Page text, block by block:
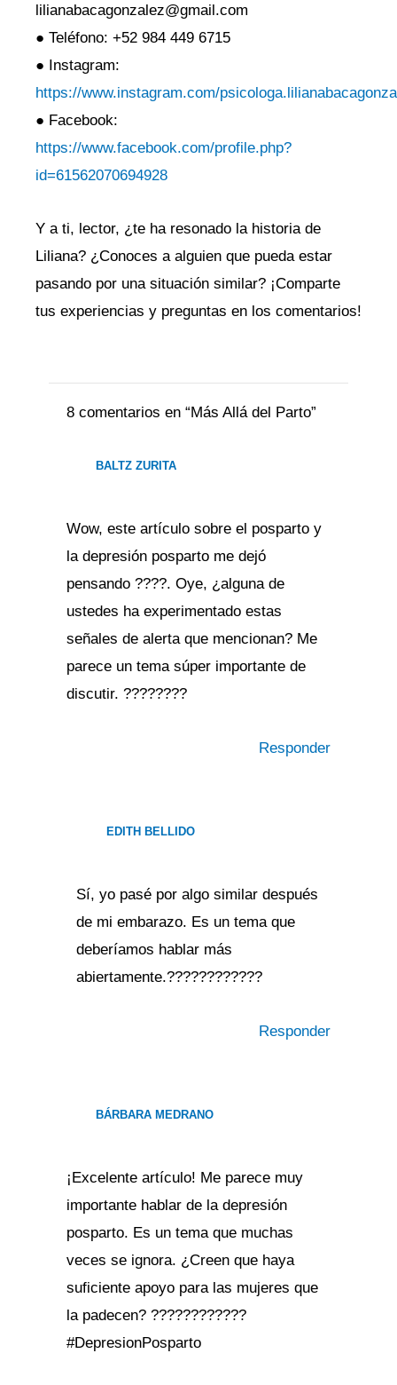
lilianabacagonzalez@gmail.com
● Teléfono: +52 984 449 6715
● Instagram:
https://www.instagram.com/
● Facebook:
https://www.facebook.com/profile.php?
id=61562070694928
Y a ti, lector, ¿te ha resonado la historia de
Liliana? ¿Conoces a alguien que pueda estar
pasando por una situación similar? ¡Comparte
tus experiencias y preguntas en los comentarios!
8 comentarios en “Más Allá del Parto”
BALTZ ZURITA
Wow, este artículo sobre el posparto y
la depresión posparto me dejó
pensando ????. Oye, ¿alguna de
ustedes ha experimentado estas
señales de alerta que mencionan? Me
parece un tema súper importante de
discutir. ????????
Responder
EDITH BELLIDO
Sí, yo pasé por algo similar después
de mi embarazo. Es un tema que
deberíamos hablar más
abiertamente.????????????
Responder
BÁRBARA MEDRANO
¡Excelente artículo! Me parece muy
importante hablar de la depresión
posparto. Es un tema que muchas
veces se ignora. ¿Creen que haya
suficiente apoyo para las mujeres que
la padecen? ????????????
#DepresionPosparto